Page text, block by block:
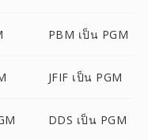
PBM เป็น PGM
JFIF เป็น PGM
DDS เป็น PGM